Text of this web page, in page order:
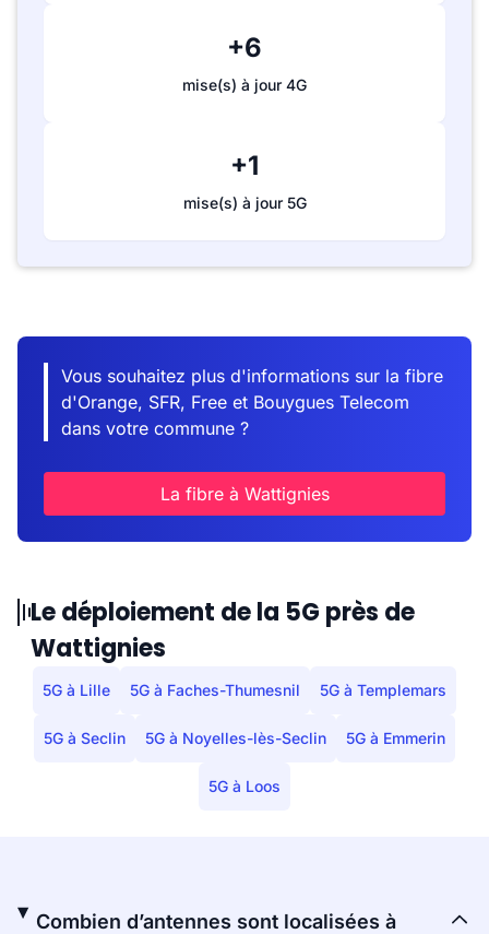
+6
mise(s) à jour 4G
+1
mise(s) à jour 5G
Vous souhaitez plus d'informations sur la fibre
d'Orange, SFR, Free et Bouygues Telecom
dans votre commune ?
La fibre à Wattignies
Le déploiement de la 5G près de
Wattignies
5G à Lille 5G à Faches-Thumesnil 5G à Templemars
5G à Seclin 5G à Noyelles-lès-Seclin 5G à Emmerin
5G à Loos
Combien d’antennes sont localisées à